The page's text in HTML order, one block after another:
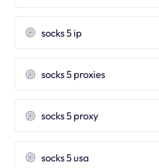
socks 5 ip
socks 5 proxies
socks 5 proxy
socks 5 usa